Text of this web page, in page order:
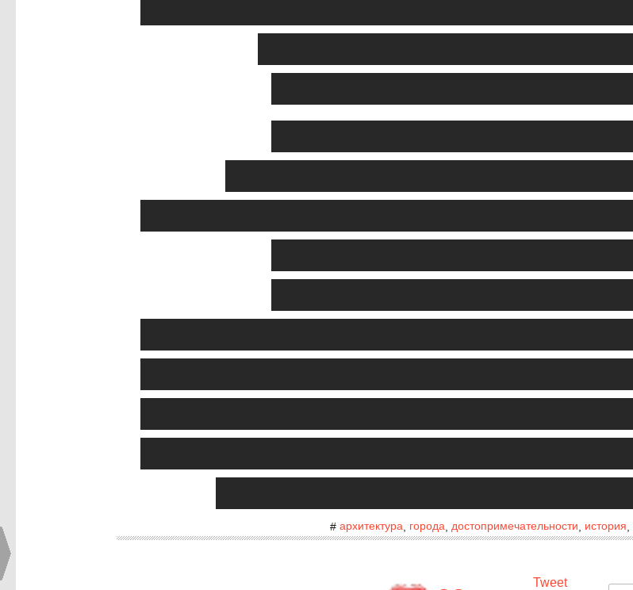
# архитектура города достопримечательности история
Tweet